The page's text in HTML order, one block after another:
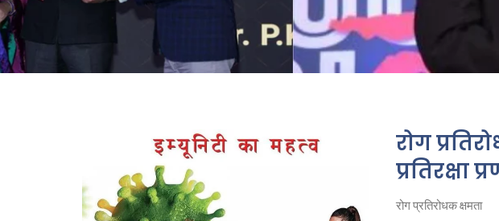
रोग
प्रतिरक्षा
रोग प्रतिरोधक क्षमता